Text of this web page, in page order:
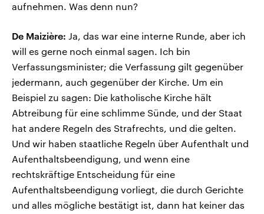
aufnehmen. Was denn nun?
De Maizière: Ja, das war eine interne Runde, aber ich
will es gerne noch einmal sagen. Ich bin
Verfassungsminister; die Verfassung gilt gegenüber
jedermann, auch gegenüber der Kirche. Um ein
Beispiel zu sagen: Die katholische Kirche hält
Abtreibung für eine schlimme Sünde, und der Staat
hat andere Regeln des Strafrechts, und die gelten.
Und wir haben staatliche Regeln über Aufenthalt und
Aufenthaltsbeendigung, und wenn eine
rechtskräftige Entscheidung für eine
Aufenthaltsbeendigung vorliegt, die durch Gerichte
und alles mögliche bestätigt ist, dann hat keiner das